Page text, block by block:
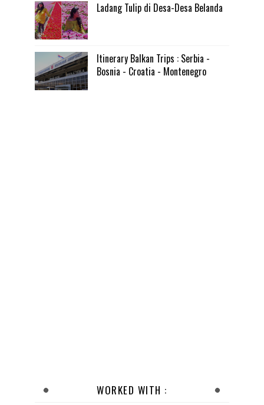
Ladang Tulip di Desa-Desa Belanda
Itinerary Balkan Trips : Serbia -
Bosnia - Croatia - Montenegro
WORKED WITH :